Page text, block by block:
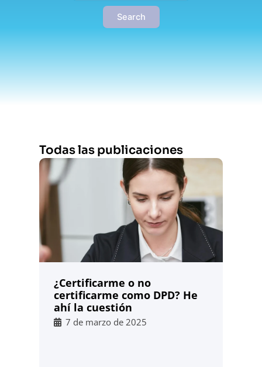
Todas las publicaciones
¿Certificarme o no
certificarme como DPD? He
ahí la cuestión
7 de marzo de 2025